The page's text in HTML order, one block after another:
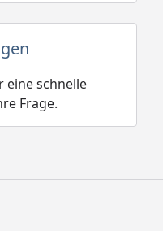
eine schnelle
Frage.